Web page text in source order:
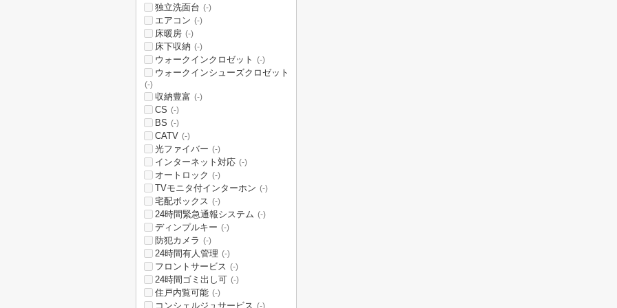
独立洗面台 (-)
エアコン (-)
床暖房 (-)
床下収納 (-)
ウォークインクロゼット (-)
ウォークインシューズクロゼット
(-)
収納豊富 (-)
CS (-)
BS (-)
CATV (-)
光ファイバー (-)
インターネット対応 (-)
オートロック (-)
TVモニタ付インターホン (-)
宅配ボックス (-)
24時間緊急通報システム (-)
ディンプルキー (-)
防犯カメラ (-)
24時間有人管理 (-)
フロントサービス (-)
24時間ゴミ出し可 (-)
住戸内覧可能 (-)
コンシェルジュサービス (-)